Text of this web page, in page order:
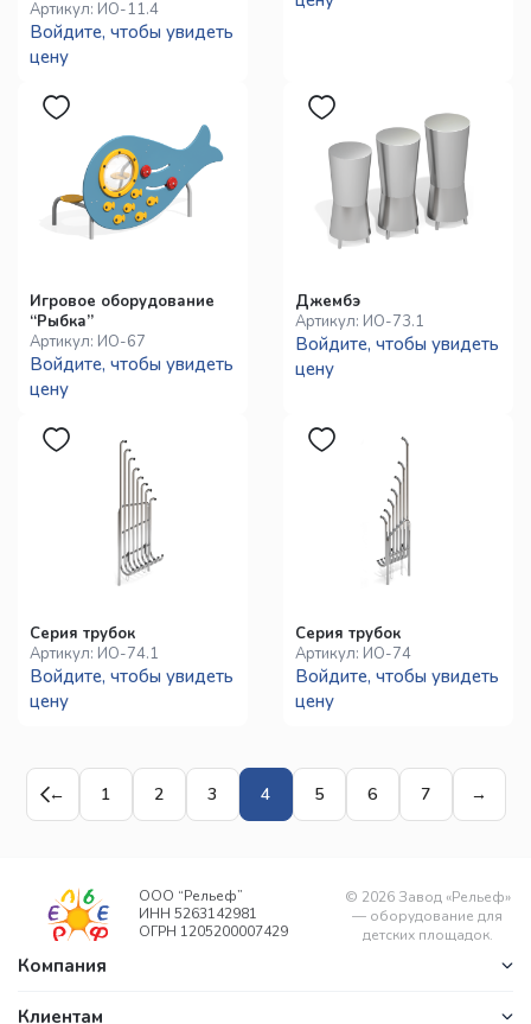
Артикул: ИО-11.4
Войдите, чтобы увидеть
цену
Игровое оборудование
“Рыбка”
Артикул: ИО-67
Войдите, чтобы увидеть
цену
Джембэ
Артикул: ИО-73.1
Войдите, чтобы увидеть
цену
Серия трубок
Артикул: ИО-74.1
Войдите, чтобы увидеть
цену
Серия трубок
Артикул: ИО-74
Войдите, чтобы увидеть
цену
← 1 2 3 4 5 6 7 →
ООО “Рельеф”
ИНН 5263142981
ОГРН 1205200007429
© 2026Завод «Рельеф»
— оборудование для
детских площадок.
Компания
Клиентам